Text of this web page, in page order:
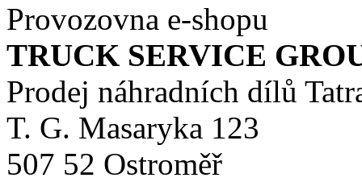
Provozovna e-shopu
TRUCK SERVICE
Prodej náhradních dílů
T. G. Masaryka 123
507 52 Ostroměř